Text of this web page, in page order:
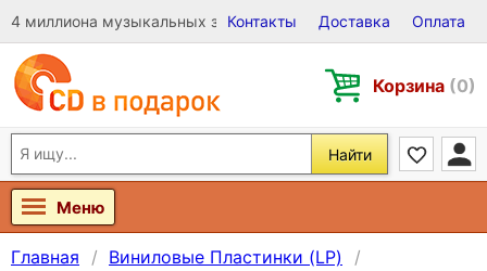
4 миллиона музыкальных записей на Виниле, CD и DVD
Контакты Доставка Оплата
Корзина (0)
Найти
Меню
Главная
Виниловые Пластинки (LP)